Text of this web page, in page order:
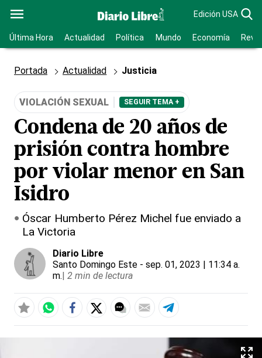
Edición USA
Última Hora Actualidad Política Mundo Economía
Portada Actualidad Justicia
VIOLACIÓN SEXUAL SEGUIR TEMA +
Condena de 20 años de
prisión contra hombre
por violar menor en San
Isidro
Óscar Humberto Pérez Michel fue enviado a
La Victoria
Diario Libre
Santo Domingo Este - sep. 01, 2023 | 11:34 a.
m.| 2 min de lectura